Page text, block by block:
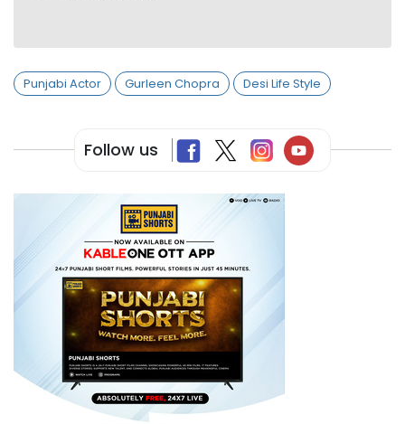
Punjabi Actor Gurleen Chopra Desi Life Style
Follow us